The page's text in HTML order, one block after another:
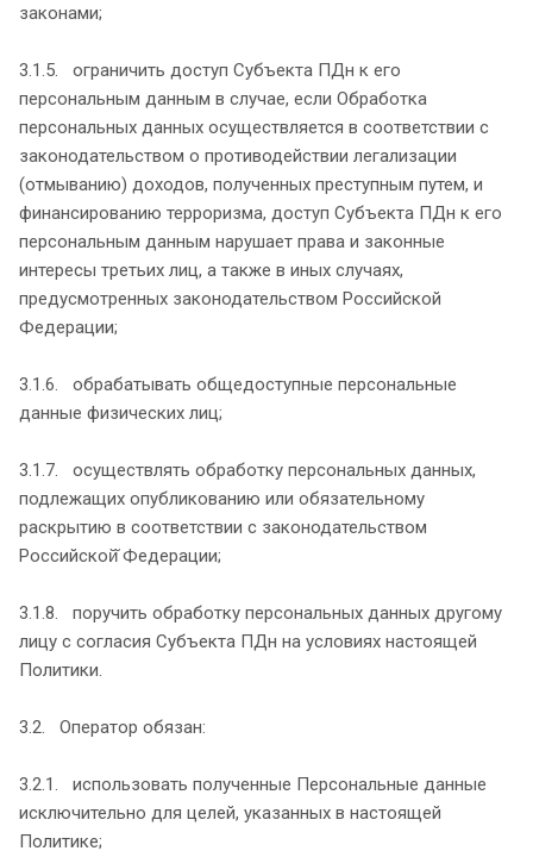
законами;
3.1.5. ограничить доступ Субъекта ПДн к его
персональным данным в случае, если Обработка
персональных данных осуществляется в соответствии с
законодательством о противодействии легализации
(отмыванию) доходов, полученных преступным путем, и
финансированию терроризма, доступ Субъекта ПДн к его
персональным данным нарушает права и законные
интересы третьих лиц, а также в иных случаях,
предусмотренных законодательством Российской
Федерации;
3.1.6. обрабатывать общедоступные персональные
данные физических лиц;
3.1.7. осуществлять обработку персональных данных,
подлежащих опубликованию или обязательному
раскрытию в соответствии с законодательством
Российской̆ Федерации;
3.1.8. поручить обработку персональных данных другому
лицу с согласия Субъекта ПДн на условиях настоящей
Политики.
3.2. Оператор обязан:
3.2.1. использовать полученные Персональные данные
исключительно для целей, указанных в настоящей
Политике;